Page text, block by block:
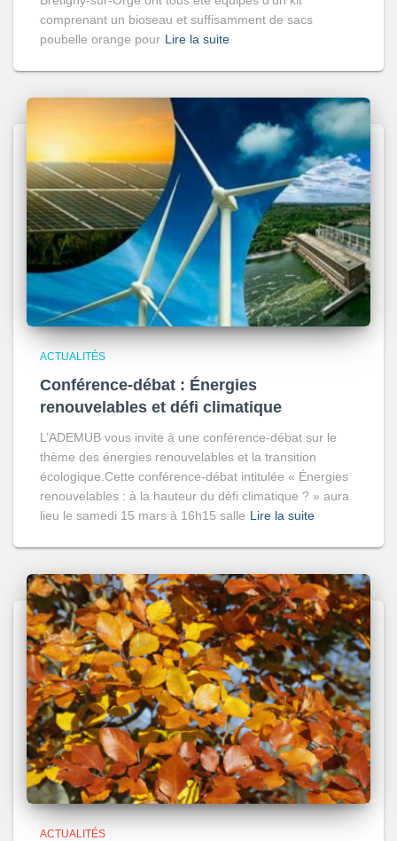
comprenant un bioseau et suffisamment de sacs
poubelle orange pour Lire la suite
ACTUALITÉS
Conférence-débat : Énergies
renouvelables et défi climatique
L’ADEMUB vous invite à une conférence-débat sur le
thème des énergies renouvelables et la transition
écologique.Cette conférence-débat intitulée « Énergies
renouvelables : à la hauteur du défi climatique ? » aura
lieu le samedi 15 mars à 16h15 salle Lire la suite
ACTUALITÉS